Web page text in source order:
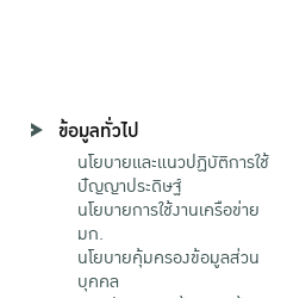
ข้อมูลทั่วไป
นโยบายและแนวปฏิบัติการใช้
ปัญญาประดิษฐ์
นโยบายการใช้งานเครือข่าย
มก.
นโยบายคุ้มครองข้อมูลส่วน
บุคคล